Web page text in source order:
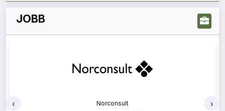
JOBB
Af Gruppen
‹ ›